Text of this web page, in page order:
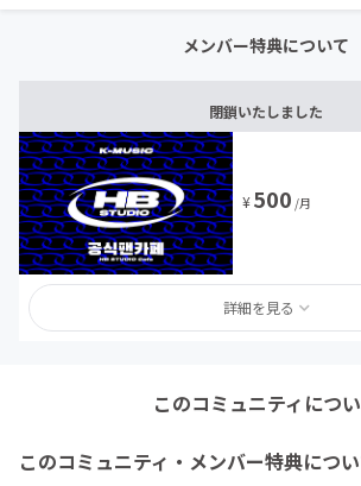
メンバー特典について
閉鎖いたしました
¥500 /月
詳細を見る
このコミュニティにつ
このコミュニティ・メンバー特典につ